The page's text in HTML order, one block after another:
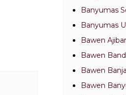
Banyumas
Banyumas
Bawen
Bawen
Bawen
Bawen